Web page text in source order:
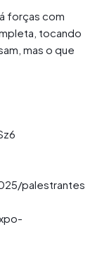
forças com
tocando
mas o que
palestrantes